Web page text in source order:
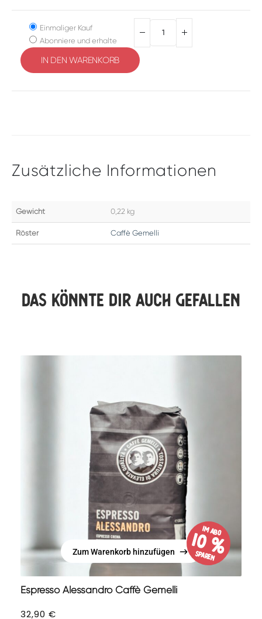
Einmaliger Kauf
Abonniere und erhalte
IN DEN WARENKORB
Zusätzliche Informationen
Gewicht 0,22 kg
Röster Caffè Gemelli
Das könnte dir auch gefallen
Zum Warenkorb hinzufügen
Zum Warenkorb hinzufügen
im Abo
10 %
sparen
Espresso Alessandro Caffè Gemelli
32,90 €